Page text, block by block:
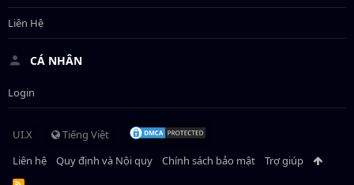
Liên Hệ
CÁ NHÂN
Login
UI.X
Tiếng Việt
Liên hệ
Quy định và Nội quy Chính sách bảo mật Trợ giúp